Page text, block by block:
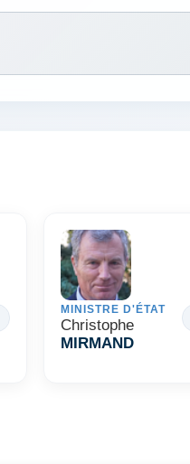
MINISTRE D'ÉTAT
Christophe
MIRMAND